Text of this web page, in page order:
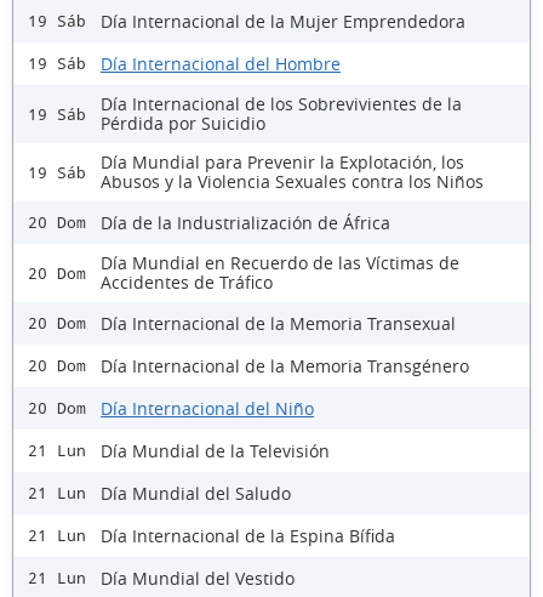
19 Sáb Día Internacional de la Mujer Emprendedora
19 Sáb Día Internacional del Hombre
19 Sáb
Día Internacional de los Sobrevivientes de la
Pérdida por Suicidio
19 Sáb
Día Mundial para Prevenir la Explotación, los
Abusos y la Violencia Sexuales contra los Niños
20 Dom Día de la Industrialización de África
20 Dom
Día Mundial en Recuerdo de las Víctimas de
Accidentes de Tráfico
20 Dom Día Internacional de la Memoria Transexual
20 Dom Día Internacional de la Memoria Transgénero
20 Dom Día Internacional del Niño
21 Lun Día Mundial de la Televisión
21 Lun Día Mundial del Saludo
21 Lun Día Internacional de la Espina Bífida
21 Lun Día Mundial del Vestido